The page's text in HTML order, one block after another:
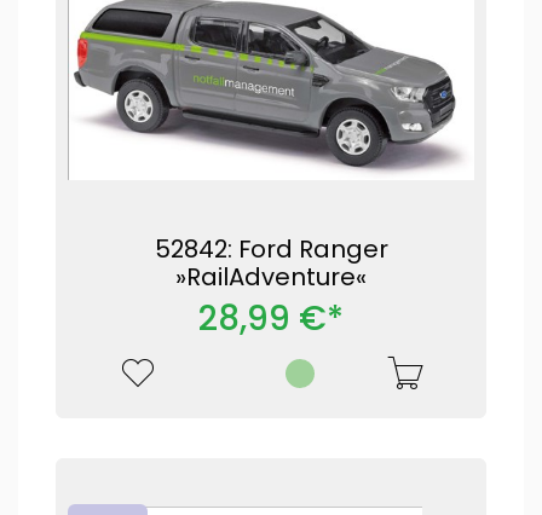
52842: Ford Ranger
»RailAdventure«
28,99 €*